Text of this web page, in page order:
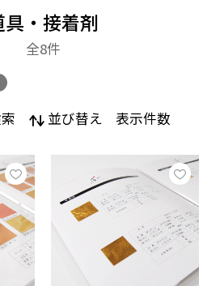
具・接着剤
全8件
並び替え 表示件数